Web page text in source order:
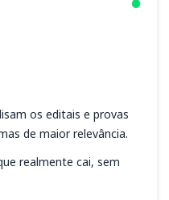
os editais e provas
de maior relevância.
realmente cai, sem